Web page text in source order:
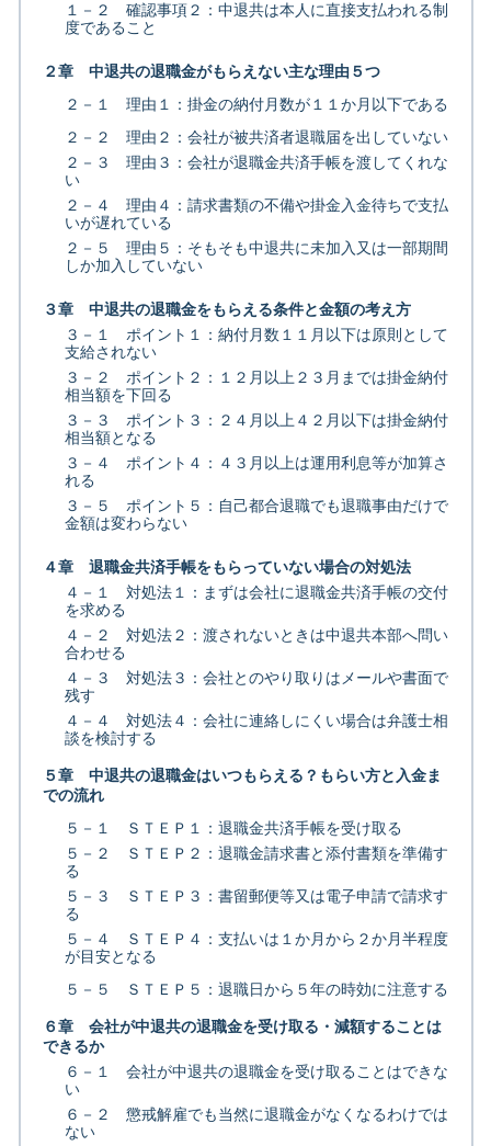
１－２ 確認事項２：中退共は本人に直接支払われる制
度であること
２章 中退共の退職金がもらえない主な理由５つ
２－１ 理由１：掛金の納付月数が１１か月以下である
２－２ 理由２：会社が被共済者退職届を出していない
２－３ 理由３：会社が退職金共済手帳を渡してくれな
い
２－４ 理由４：請求書類の不備や掛金入金待ちで支払
いが遅れている
２－５ 理由５：そもそも中退共に未加入又は一部期間
しか加入していない
３章 中退共の退職金をもらえる条件と金額の考え方
３－１ ポイント１：納付月数１１月以下は原則として
支給されない
３－２ ポイント２：１２月以上２３月までは掛金納付
相当額を下回る
３－３ ポイント３：２４月以上４２月以下は掛金納付
相当額となる
３－４ ポイント４：４３月以上は運用利息等が加算さ
れる
３－５ ポイント５：自己都合退職でも退職事由だけで
金額は変わらない
４章 退職金共済手帳をもらっていない場合の対処法
４－１ 対処法１：まずは会社に退職金共済手帳の交付
を求める
４－２ 対処法２：渡されないときは中退共本部へ問い
合わせる
４－３ 対処法３：会社とのやり取りはメールや書面で
残す
４－４ 対処法４：会社に連絡しにくい場合は弁護士相
談を検討する
５章 中退共の退職金はいつもらえる？もらい方と入金ま
での流れ
５－１ ＳＴＥＰ１：退職金共済手帳を受け取る
５－２ ＳＴＥＰ２：退職金請求書と添付書類を準備す
る
５－３ ＳＴＥＰ３：書留郵便等又は電子申請で請求す
る
５－４ ＳＴＥＰ４：支払いは１か月から２か月半程度
が目安となる
５－５ ＳＴＥＰ５：退職日から５年の時効に注意する
６章 会社が中退共の退職金を受け取る・減額することは
できるか
６－１ 会社が中退共の退職金を受け取ることはできな
い
６－２ 懲戒解雇でも当然に退職金がなくなるわけでは
ない